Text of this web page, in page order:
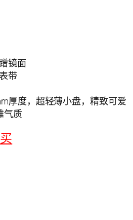
镜面
带
厚度，超轻薄小盘，精致可爱
气质